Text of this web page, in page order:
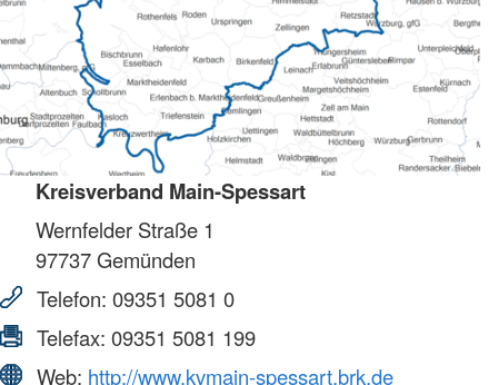
Kreisverband Main-Spessart
Wernfelder Straße 1
97737Gemünden
Telefon: 09351 5081 0
Telefax: 09351 5081 199
Web: http://www.kvmain-spessart.brk.de